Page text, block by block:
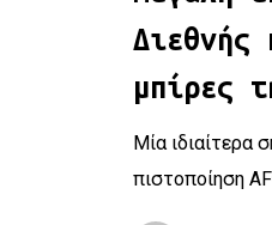
Διεθνής
μπίρες
Μία ιδιαίτερα
πιστοποίηση